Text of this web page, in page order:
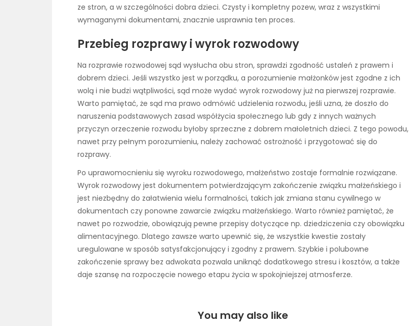
ze stron, a w szczególności dobra dzieci. Czysty i kompletny pozew, wraz z wszystkimi
wymaganymi dokumentami, znacznie usprawnia ten proces.
Przebieg rozprawy i wyrok rozwodowy
Na rozprawie rozwodowej sąd wysłucha obu stron, sprawdzi zgodność ustaleń z prawem i
dobrem dzieci. Jeśli wszystko jest w porządku, a porozumienie małżonków jest zgodne z ich
wolą i nie budzi wątpliwości, sąd może wydać wyrok rozwodowy już na pierwszej rozprawie.
Warto pamiętać, że sąd ma prawo odmówić udzielenia rozwodu, jeśli uzna, że doszło do
naruszenia podstawowych zasad współżycia społecznego lub gdy z innych ważnych
przyczyn orzeczenie rozwodu byłoby sprzeczne z dobrem małoletnich dzieci. Z tego powodu,
nawet przy pełnym porozumieniu, należy zachować ostrożność i przygotować się do
rozprawy.
Po uprawomocnieniu się wyroku rozwodowego, małżeństwo zostaje formalnie rozwiązane.
Wyrok rozwodowy jest dokumentem potwierdzającym zakończenie związku małżeńskiego i
jest niezbędny do załatwienia wielu formalności, takich jak zmiana stanu cywilnego w
dokumentach czy ponowne zawarcie związku małżeńskiego. Warto również pamiętać, że
nawet po rozwodzie, obowiązują pewne przepisy dotyczące np. dziedziczenia czy obowiązku
alimentacyjnego. Dlatego zawsze warto upewnić się, że wszystkie kwestie zostały
uregulowane w sposób satysfakcjonujący i zgodny z prawem. Szybkie i polubowne
zakończenie sprawy bez adwokata pozwala uniknąć dodatkowego stresu i kosztów, a także
daje szansę na rozpoczęcie nowego etapu życia w spokojniejszej atmosferze.
You may also like